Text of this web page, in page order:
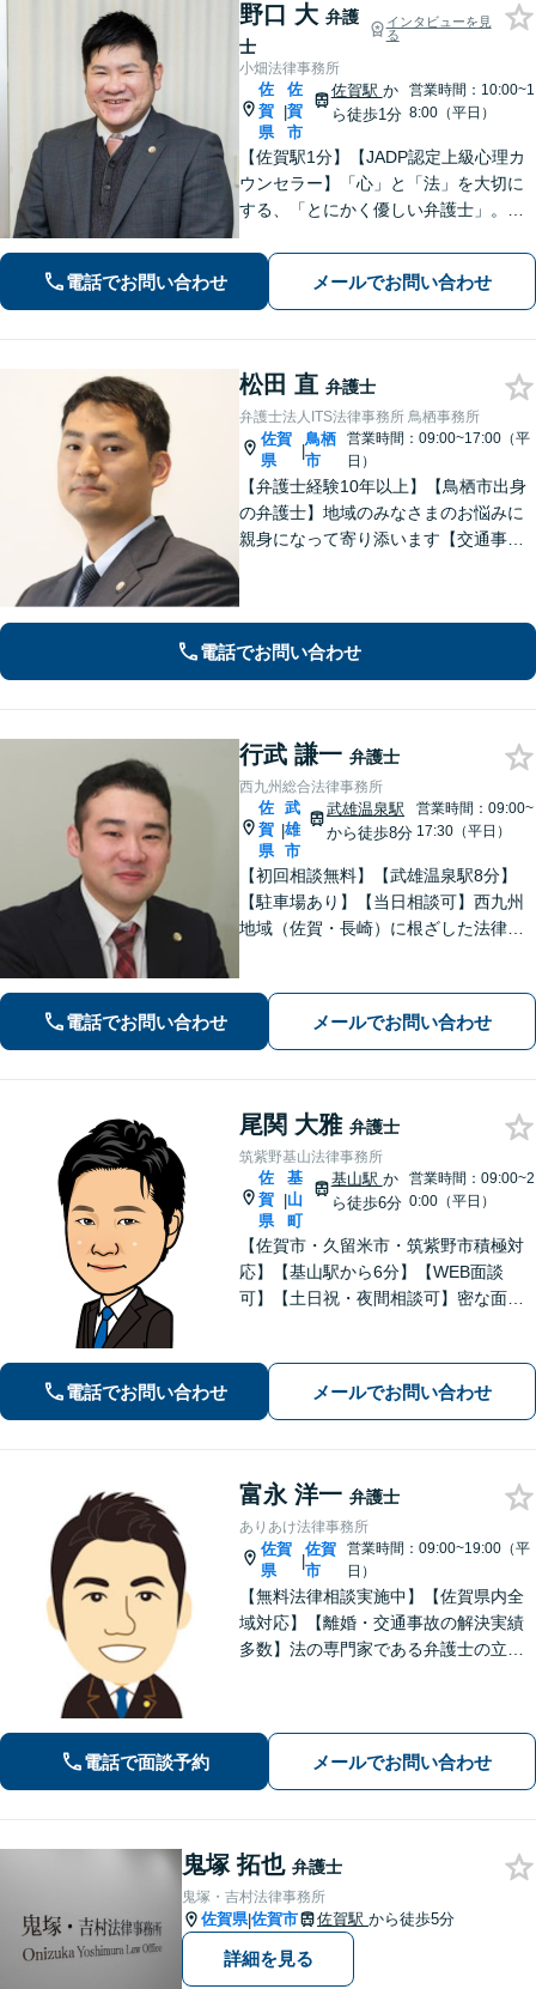
野口 大 弁護
士
インタビューを見
る
小畑法律事務所
佐
賀
県
|
佐
賀
市
佐賀駅 か
ら徒歩1分
営業時間：10:00~1
8:00（平日）
【佐賀駅1分】【JADP認定上級心理カ
ウンセラー】「心」と「法」を大切に
する、「とにかく優しい弁護士」。お
観点から解決策を精査してまいりま
す。刑事事件／離婚問題など多数の実
績あり【完全個室】
電話でお問い合わせ メールでお問い合わせ
松田 直 弁護士
弁護士法人ITS法律事務所 鳥栖事務所
佐賀
県
|
鳥栖
市
営業時間：09:00~17:00（平
日）
【弁護士経験10年以上】【鳥栖市出身
の弁護士】地域のみなさまのお悩みに
親身になって寄り添います【交通事
ブルに対応【初回のご相談30分無料】
電話でお問い合わせ
行武 謙一 弁護士
西九州総合法律事務所
佐
賀
県
|
武
雄
市
武雄温泉駅
から徒歩8分
営業時間：09:00~
17:30（平日）
【初回相談無料】【武雄温泉駅8分】
【駐車場あり】【当日相談可】西九州
地域（佐賀・長崎）に根ざした法律事
親しみやすい弁護士として、あなたの
お悩みをしっかり受け止めます！
電話でお問い合わせ メールでお問い合わせ
尾関 大雅 弁護士
筑紫野基山法律事務所
佐
賀
県
|
基
山
町
基山駅 か
ら徒歩6分
営業時間：09:00~2
0:00（平日）
【佐賀市・久留米市・筑紫野市積極対
応】【基山駅から6分】【WEB面談
可】【土日祝・夜間相談可】密な面談
り、最善を尽くします。「相談者様に
寄り添い親身に対応」【個室対応／守
電話でお問い合わせ メールでお問い合わせ
富永 洋一 弁護士
ありあけ法律事務所
佐賀
県
|
佐賀
市
営業時間：09:00~19:00（平
日）
【無料法律相談実施中】【佐賀県内全
域対応】【離婚・交通事故の解決実績
多数】法の専門家である弁護士の立場
電話で面談予約 メールでお問い合わせ
鬼塚 拓也 弁護士
鬼塚・吉村法律事務所
佐賀県|佐賀市 佐賀駅 から徒歩5分
詳細を見る